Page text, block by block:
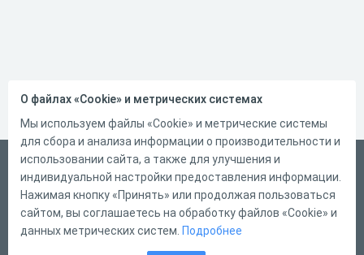
Русский
Справка
Форма обратной связи
О файлах «Cookie» и метрических системах
Мы используем файлы «Cookie» и метрические системы
для сбора и анализа информации о производительности и
использовании сайта, а также для улучшения и
индивидуальной настройки предоставления информации.
Нажимая кнопку «Принять» или продолжая пользоваться
сайтом, вы соглашаетесь на обработку файлов «Cookie» и
данных метрических систем. Подробнее